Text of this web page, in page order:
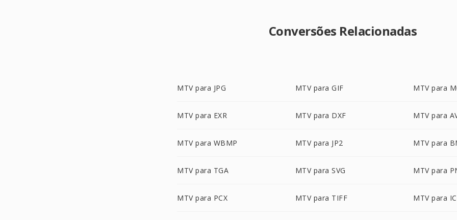
Conversões Relacionadas
MTV para JPG MTV para GIF MTV para
MTV para EXR MTV para DXF MTV para
MTV para WBMP MTV para JP2 MTV para
MTV para TGA MTV para SVG MTV para
MTV para PCX MTV para TIFF MTV para